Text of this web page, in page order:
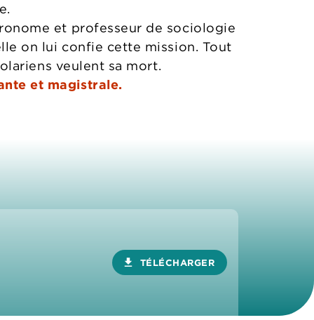
et professeur de sociologie
on lui confie cette mission. Tout
veulent sa mort.
et magistrale.
download TÉLÉCHARGER